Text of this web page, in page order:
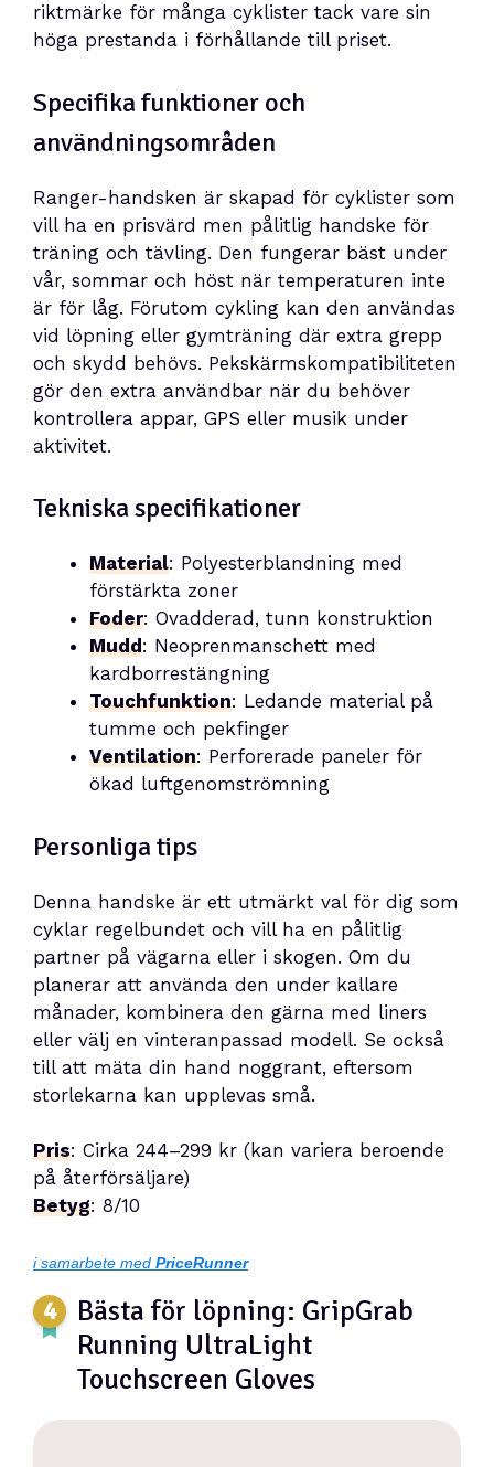
riktmärke för många cyklister tack vare sin
höga prestanda i förhållande till priset.
Specifika funktioner och
användningsområden
Ranger-handsken är skapad för cyklister som
vill ha en prisvärd men pålitlig handske för
träning och tävling. Den fungerar bäst under
vår, sommar och höst när temperaturen inte
är för låg. Förutom cykling kan den användas
vid löpning eller gymträning där extra grepp
och skydd behövs. Pekskärmskompatibiliteten
gör den extra användbar när du behöver
kontrollera appar, GPS eller musik under
aktivitet.
Tekniska specifikationer
Material: Polyesterblandning med
förstärkta zoner
Foder: Ovadderad, tunn konstruktion
Mudd: Neoprenmanschett med
kardborrestängning
Touchfunktion: Ledande material på
tumme och pekfinger
Ventilation: Perforerade paneler för
ökad luftgenomströmning
Personliga tips
Denna handske är ett utmärkt val för dig som
cyklar regelbundet och vill ha en pålitlig
partner på vägarna eller i skogen. Om du
planerar att använda den under kallare
månader, kombinera den gärna med liners
eller välj en vinteranpassad modell. Se också
till att mäta din hand noggrant, eftersom
storlekarna kan upplevas små.
Pris: Cirka 244–299 kr (kan variera beroende
på återförsäljare)
Betyg: 8/10
i samarbete med PriceRunner
Bästa för löpning: GripGrab
Running UltraLight
Touchscreen Gloves